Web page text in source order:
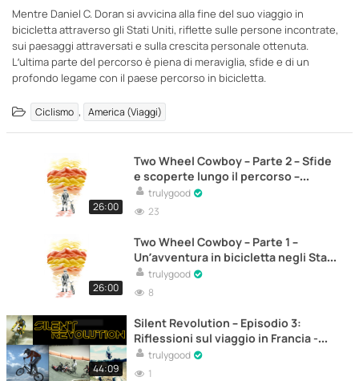
Mentre Daniel C. Doran si avvicina alla fine del suo viaggio in
bicicletta attraverso gli Stati Uniti, riflette sulle persone incontrate,
sui paesaggi attraversati e sulla crescita personale ottenuta.
L’ultima parte del percorso è piena di meraviglia, sfide e di un
profondo legame con il paese percorso in bicicletta.
Ciclismo , America (Viaggi)
26:00
Two Wheel Cowboy – Parte 2 – Sfide
e scoperte lungo il percorso –
Documentario
trulygood
23
26:00
Two Wheel Cowboy – Parte 1 –
Un’avventura in bicicletta negli Stati
Uniti – Documentario
trulygood
8
44:09
Silent Revolution – Episodio 3:
Riflessioni sul viaggio in Francia -
Documentario
trulygood
1